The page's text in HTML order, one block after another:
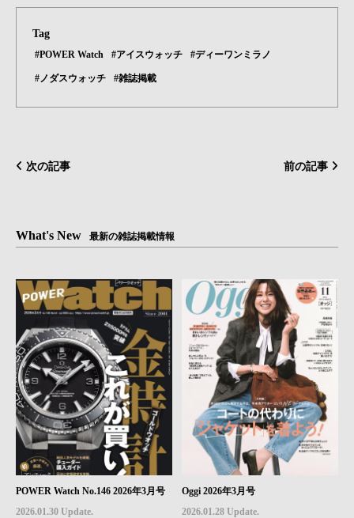
Tag
#POWER Watch #アイスウォッチ #ディーワンミラノ
#ノダスウォッチ #雑誌掲載
次の記事 前の記事
What's New 最新の雑誌掲載情報
POWER Watch No.146 2026年3月号
2026.01.30 Update.
Oggi 2026年3月号
2026.01.28 Update.